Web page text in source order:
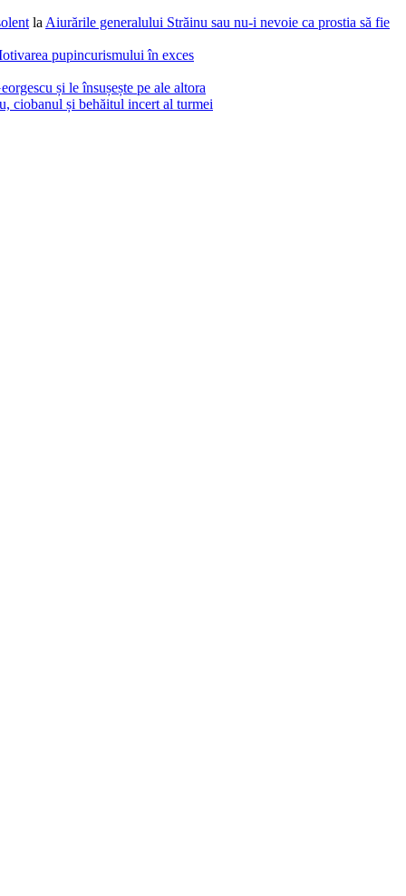
la Aiurările generalului Străinu sau nu-i nevoie ca prostia să fie
pupincurismului în exces
și le însușește pe ale altora
ciobanul și behăitul incert al turmei